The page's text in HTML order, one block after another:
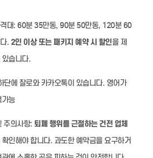
대: 60분 35만동, 90분 50만동, 120분 60
. 2인 이상 또는 패키지 예약 시 할인을 제
있습니다.
단에 잘로와 카카오톡이 있습니다. 영어가
가능
주의사항: 퇴폐 행위를 근절하는 건전 업체
인해야 합니다. 과도한 예약금을 요구하거